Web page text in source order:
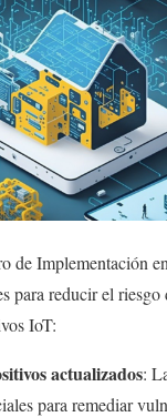
de Implementación
para reducir el
IoT:
actualizados:
para remediar